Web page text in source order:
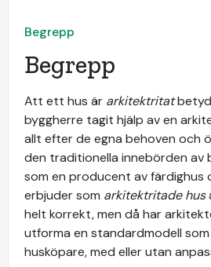
Begrepp
Begrepp
Att ett hus är arkitektritat
byggherre tagit hjälp av en
allt efter de egna behoven och
den traditionella innebörden av
som en producent av färdighus
erbjuder som arkitektritade hus
helt korrekt, men då har
utforma en standardmodell
husköpare, med eller utan